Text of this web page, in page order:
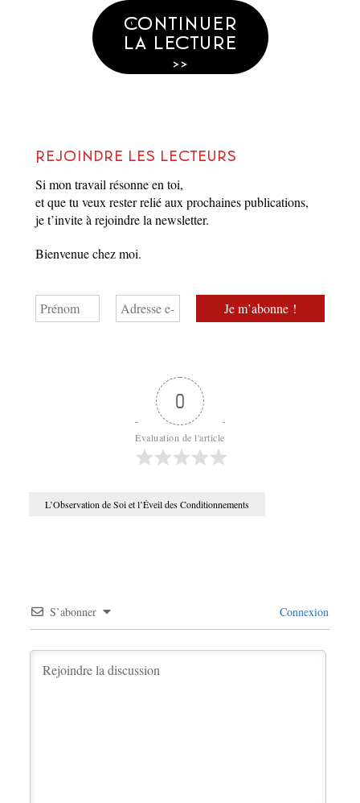
Question 25
Continuer
la lecture
>>
Rejoindre les lecteurs
Si mon travail résonne en toi,
et que tu veux rester relié aux prochaines publications,
je t’invite à rejoindre la newsletter.
Bienvenue chez moi.
0
Évaluation de l'article
L’Observation de Soi et l’Éveil des Conditionnements
S’abonner Connexion